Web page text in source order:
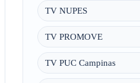
TV NUPES
TV PROMOVE
TV PUC Campinas